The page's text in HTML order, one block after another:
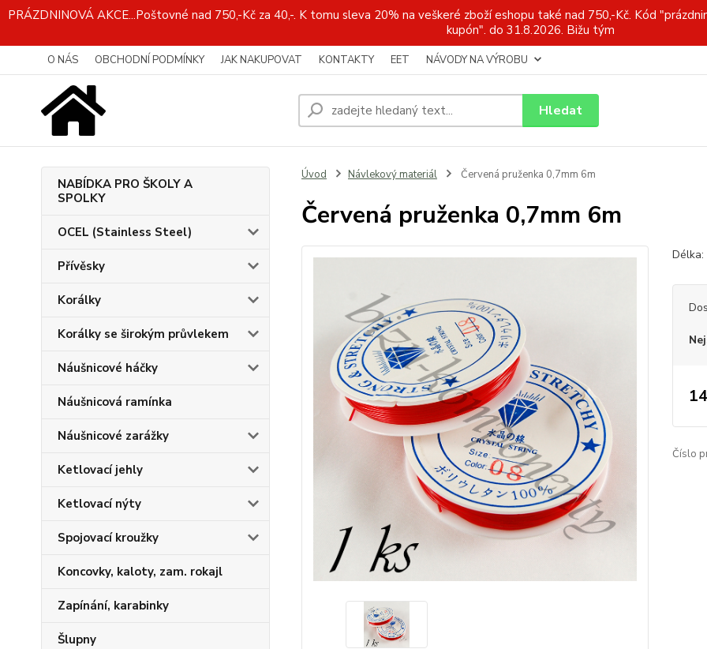
PRÁZDNINOVÁ AKCE...Poštovné nad 750,-Kč za 40,-. K tomu sleva 20% na veškeré zboží eshopu také nad 750,-Kč. Kód
kupón". do 31.8.2026. Bižu tým
O NÁS OBCHODNÍ PODMÍNKY JAK NAKUPOVAT KONTAKTY EET NÁVODY NA VÝROBU
Hledat
NABÍDKA PRO ŠKOLY A
SPOLKY
OCEL (Stainless Steel)
Přívěsky
Korálky
Korálky se širokým průvlekem
Náušnicové háčky
Náušnicová ramínka
Náušnicové zarážky
Ketlovací jehly
Ketlovací nýty
Spojovací kroužky
Koncovky, kaloty, zam. rokajl
Zapínání, karabinky
Šlupny
Úvod Návlekový materiál Červená pruženka 0,7mm 6m
Červená pruženka 0,7mm 6m
Délka:
Číslo